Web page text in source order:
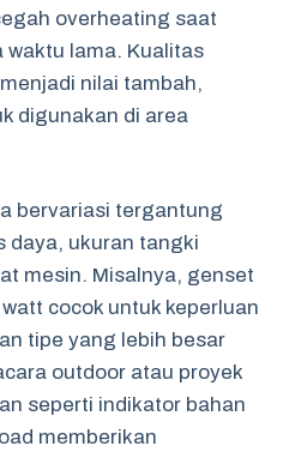
overheating saat
lama. Kualitas
nilai tambah,
digunakan di area
bervariasi tergantung
daya, ukuran tangki
mesin. Misalnya, genset
cocok untuk keperluan
tipe yang lebih besar
outdoor atau proyek
seperti indikator bahan
memberikan